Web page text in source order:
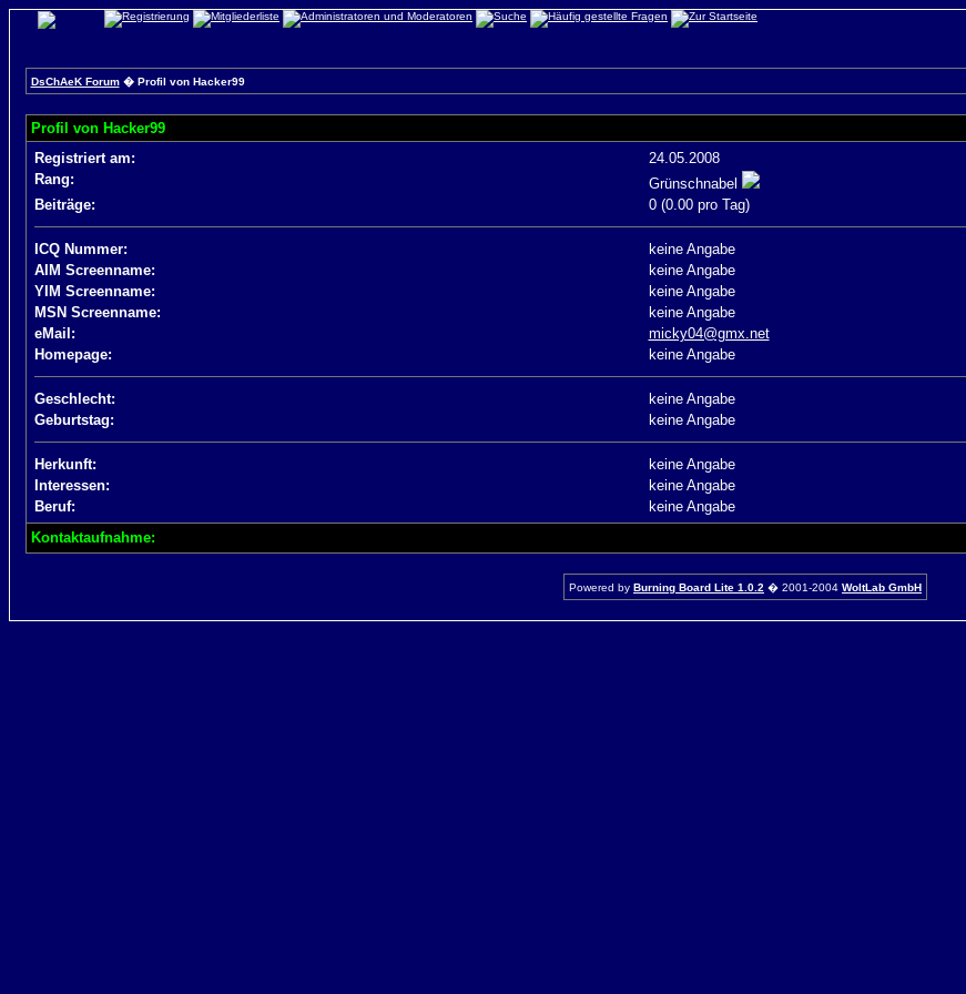
DsChAeK Forum� Profil von Hacker99
Profil von Hacker99
Registriert am:
24.05.2008
Rang:
Grünschnabel
Beiträge:
0 (0.00 pro Tag)
ICQ Nummer:
keine Angabe
AIM Screenname:
keine Angabe
YIM Screenname:
keine Angabe
MSN Screenname:
keine Angabe
eMail:
micky04@gmx.net
Homepage:
keine Angabe
Geschlecht:
keine Angabe
Geburtstag:
keine Angabe
Herkunft:
keine Angabe
Interessen:
keine Angabe
Beruf:
keine Angabe
Kontaktaufnahme:
Powered by Burning Board Lite 1.0.2 � 2001-2004 WoltLab GmbH